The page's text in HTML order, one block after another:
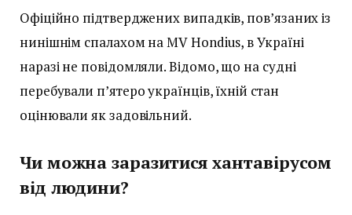
Офіційно підтверджених випадків, пов’язаних із
нинішнім спалахом на MV Hondius, в Україні
наразі не повідомляли. Відомо, що на судні
перебували п’ятеро українців, їхній стан
оцінювали як задовільний.
Чи можна заразитися хантавірусом
від людини?